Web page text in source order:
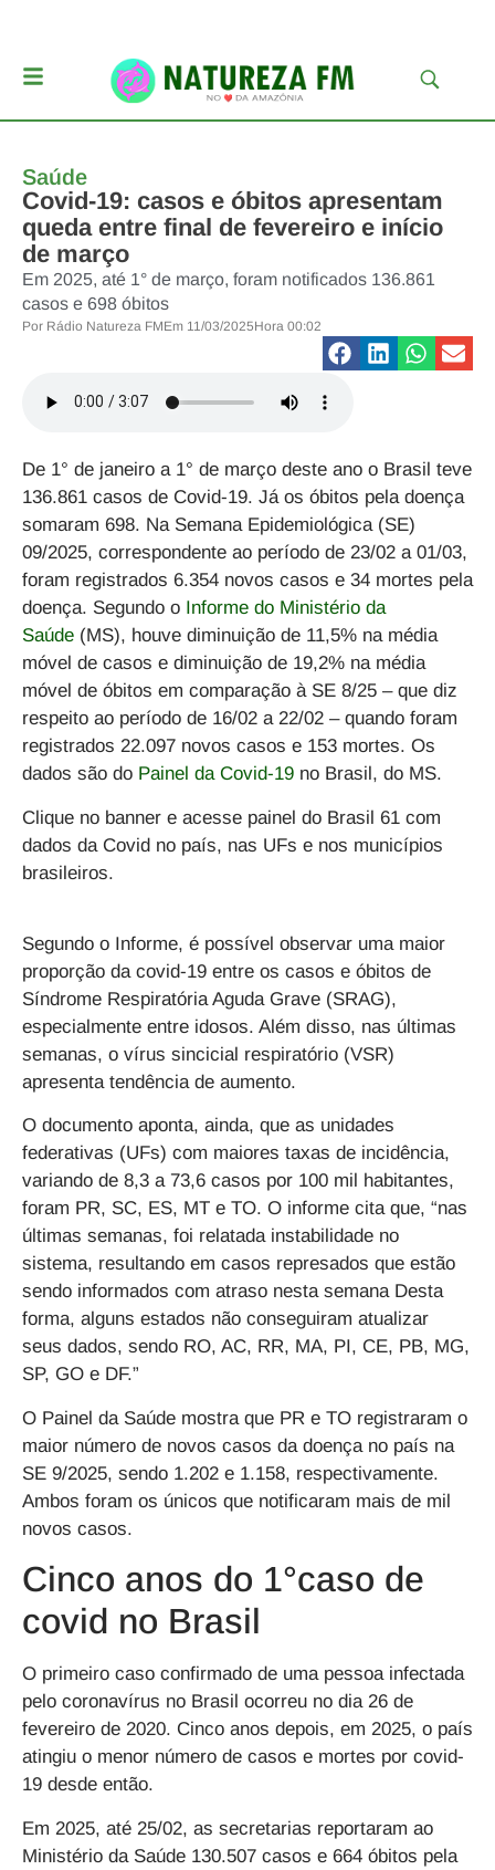
Saúde
Covid-19: casos e óbitos apresentam
queda entre final de fevereiro e início
de março
Em 2025, até 1° de março, foram notificados 136.861
casos e 698 óbitos
Por Rádio Natureza FMEm 11/03/2025Hora 00:02
De 1° de janeiro a 1° de março deste ano o Brasil teve
136.861 casos de Covid-19. Já os óbitos pela doença
somaram 698. Na Semana Epidemiológica (SE)
09/2025, correspondente ao período de 23/02 a 01/03,
foram registrados 6.354 novos casos e 34 mortes pela
doença. Segundo o Informe do Ministério da
Saúde (MS), houve diminuição de 11,5% na média
móvel de casos e diminuição de 19,2% na média
móvel de óbitos em comparação à SE 8/25 – que diz
respeito ao período de 16/02 a 22/02 – quando foram
registrados 22.097 novos casos e 153 mortes. Os
dados são do Painel da Covid-19 no Brasil, do MS.
Clique no banner e acesse painel do Brasil 61 com
dados da Covid no país, nas UFs e nos municípios
brasileiros.
Segundo o Informe, é possível observar uma maior
proporção da covid-19 entre os casos e óbitos de
Síndrome Respiratória Aguda Grave (SRAG),
especialmente entre idosos. Além disso, nas últimas
semanas, o vírus sincicial respiratório (VSR)
apresenta tendência de aumento.
O documento aponta, ainda, que as unidades
federativas (UFs) com maiores taxas de incidência,
variando de 8,3 a 73,6 casos por 100 mil habitantes,
foram PR, SC, ES, MT e TO. O informe cita que, “nas
últimas semanas, foi relatada instabilidade no
sistema, resultando em casos represados que estão
sendo informados com atraso nesta semana Desta
forma, alguns estados não conseguiram atualizar
seus dados, sendo RO, AC, RR, MA, PI, CE, PB, MG,
SP, GO e DF.”
O Painel da Saúde mostra que PR e TO registraram o
maior número de novos casos da doença no país na
SE 9/2025, sendo 1.202 e 1.158, respectivamente.
Ambos foram os únicos que notificaram mais de mil
novos casos.
Cinco anos do 1°caso de
covid no Brasil
O primeiro caso confirmado de uma pessoa infectada
pelo coronavírus no Brasil ocorreu no dia 26 de
fevereiro de 2020. Cinco anos depois, em 2025, o país
atingiu o menor número de casos e mortes por covid-
19 desde então.
Em 2025, até 25/02, as secretarias reportaram ao
Ministério da Saúde 130.507 casos e 664 óbitos pela